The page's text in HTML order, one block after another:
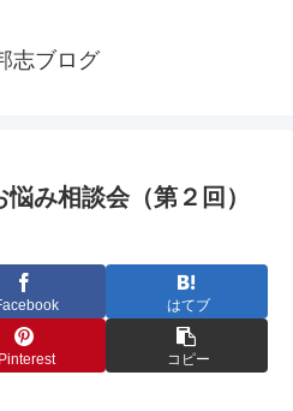
志ブログ
み相談会（第２回）
はてブ
Pinterest コピー